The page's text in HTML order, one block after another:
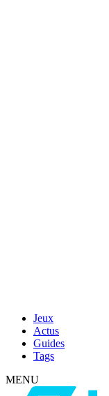
Jeux
Actus
Guides
Tags
MENU